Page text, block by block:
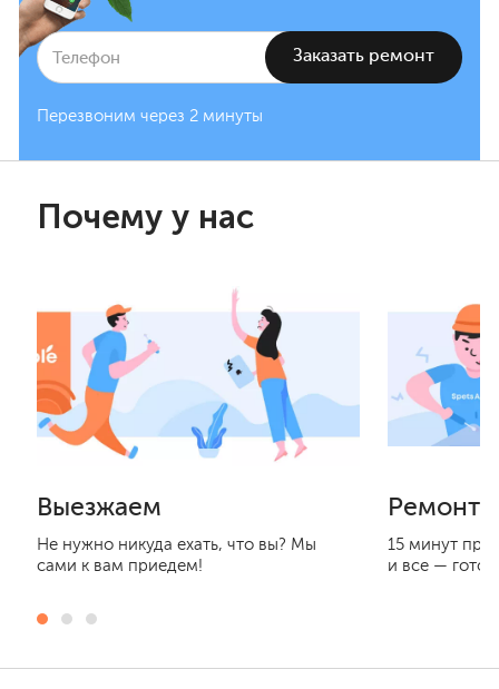
Перезвоним через 2 минуты
Почему у нас
Выезжаем
Не нужно никуда ехать, что вы? Мы
сами к вам приедем!
15 минут
и все —